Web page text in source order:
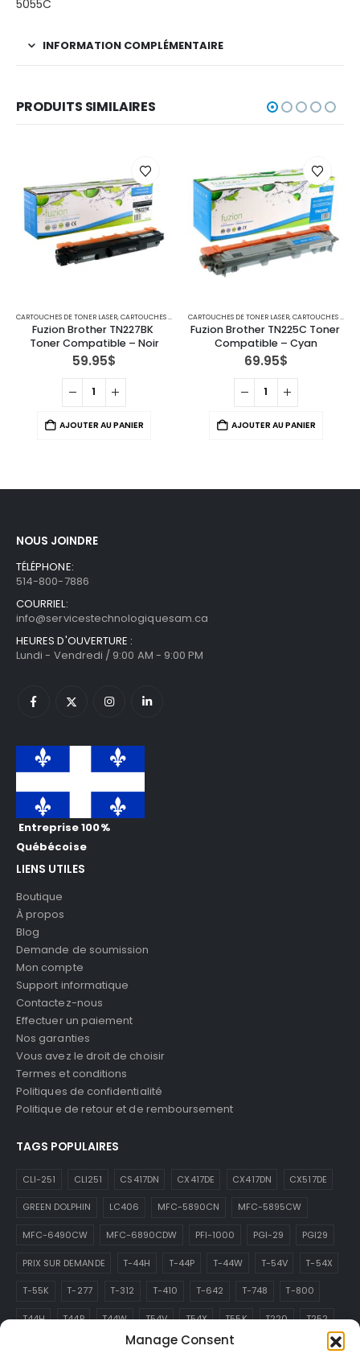
Manage Consent
5055C
INFORMATION COMPLÉMENTAIRE
PRODUITS SIMILAIRES
, IMPRIMANTES MFC
CARTOUCHES DE TONER LASER,CARTOUCHES POUR IMPRIMANTES BROTHER , IMPRIMANTES MFC
Fuzion Brother TN227BK
Toner Compatible – Noir
59.95$
AJOUTER AU PANIER
CARTOUCHES DE TONER LASER,CARTOUCHES POUR IMPRIMANTES BROTHER
Fuzion Brother TN225C Toner
Compatible – Cyan
69.95$
AJOUTER AU PANIER
NOUS JOINDRE
TÉLÉPHONE:
514-800-7886
COURRIEL:
info@servicestechnologiquesam.ca
HEURES D'OUVERTURE :
Lundi - Vendredi / 9:00 AM - 9:00 PM
Entreprise 100%
Québécoise
LIENS UTILES
Boutique
À propos
Blog
Demande de soumission
Mon compte
Support informatique
Contactez-nous
Effectuer un paiement
Nos garanties
Vous avez le droit de choisir
Termes et conditions
Politiques de confidentialité
Politique de retour et de remboursement
TAGS POPULAIRES
CLI-251 CLI251 CS417DN CX417DE CX417DN CX517DE
GREEN DOLPHIN LC406 MFC-5890CN MFC-5895CW
MFC-6490CW MFC-6890CDW PFI-1000 PGI-29 PGI29
PRIX SUR DEMANDE T-44H T-44P T-44W T-54V T-54X
T-55K T-277 T-312 T-410 T-642 T-748 T-800
T44H T44P T44W T54V T54X T55K T220 T252
T410 T642 T748